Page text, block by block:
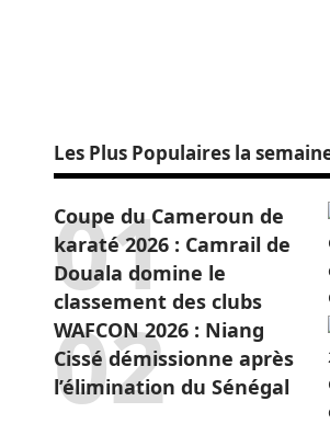
Les Plus Populaires la
Coupe du Cameroun de
karaté 2026 : Camrail de
Douala domine le
classement des clubs
WAFCON 2026 : Niang
Cissé démissionne après
l’élimination du Sénégal